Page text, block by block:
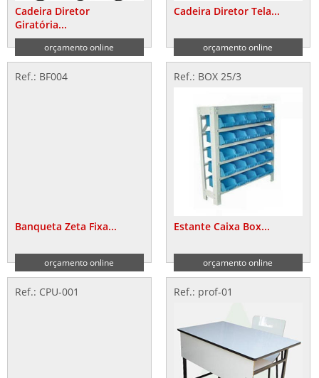
Cadeira Diretor
Giratória...
orçamento online
Cadeira Diretor Tela...
orçamento online
Ref.: BF004
Banqueta Zeta Fixa...
orçamento online
Ref.: BOX 25/3
Estante Caixa Box...
orçamento online
Ref.: CPU-001 Ref.: prof-01